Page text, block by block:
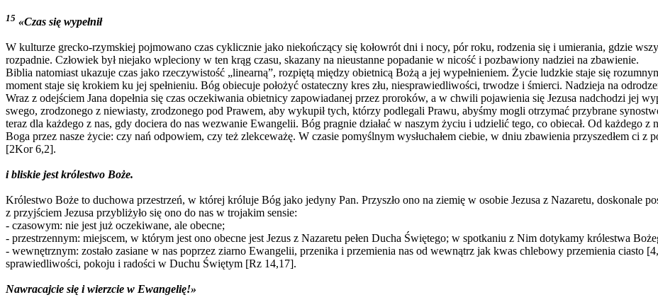
15 «Czas się wypełnił
W kulturze grecko-rzymskiej pojmowano czas cyklicznie jako niekończący się kołowrót dni i nocy, pór roku, rodzenia się i umierania, gdzie
rozpadnie. Człowiek był niejako wpleciony w ten krąg czasu, skazany na nieustanne popadanie w nicość i pozbawiony nadziei na zbawienie.
Biblia natomiast ukazuje czas jako rzeczywistość „linearną”, rozpiętą między obietnicą Bożą a jej wypełnieniem. Życie ludzkie staje się
moment staje się krokiem ku jej spełnieniu. Bóg obiecuje położyć ostateczny kres złu, niesprawiedliwości, trwodze i śmierci. Nadzieja na
Wraz z odejściem Jana dopełnia się czas oczekiwania obietnicy zapowiadanej przez proroków, a w chwili pojawienia się Jezusa nadchodzi jej
swego, zrodzonego z niewiasty, zrodzonego pod Prawem, aby wykupił tych, którzy podlegali Prawu, abyśmy mogli otrzymać przybrane
teraz dla każdego z nas, gdy dociera do nas wezwanie Ewangelii. Bóg pragnie działać w naszym życiu i udzielić tego, co obiecał. Od każdego z
Boga przez nasze życie: czy nań odpowiem, czy też zlekceważę. W czasie pomyślnym wysłuchałem ciebie, w dniu zbawienia przyszedłem ci z
[2Kor 6,2].
i bliskie jest królestwo Boże.
Królestwo Boże to duchowa przestrzeń, w której króluje Bóg jako jedyny Pan. Przyszło ono na ziemię w osobie Jezusa z Nazaretu, doskonale
z przyjściem Jezusa przybliżyło się ono do nas w trojakim sensie:
- czasowym: nie jest już oczekiwane, ale obecne;
- przestrzennym: miejscem, w którym jest ono obecne jest Jezus z Nazaretu pełen Ducha Świętego; w spotkaniu z Nim dotykamy królestwa
- wewnętrznym: zostało zasiane w nas poprzez ziarno Ewangelii, przenika i przemienia nas od wewnątrz jak kwas chlebowy przemienia ciasto
sprawiedliwości, pokoju i radości w Duchu Świętym [Rz 14,17].
Nawracajcie się i wierzcie w Ewangelię!»